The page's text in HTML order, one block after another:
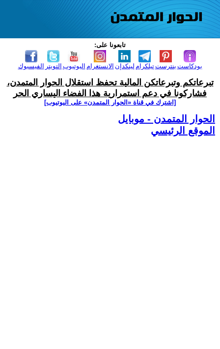
تابعونا على:
الفيسبوك التويتر اليوتيوب الانستغرام لينكدإن تيلكرامبنترست بودكاست
تبرعاتكم وتبرعاتكن المالية تحفظ استقلال الحوار المتمدن،
فشاركونا في دعم استمرارية هذا الفضاء اليساري الحر
[اشترك في قناة ‫«الحوار المتمدن» على اليوتيوب]
الحوار المتمدن - موبايل
الموقع الرئيسي